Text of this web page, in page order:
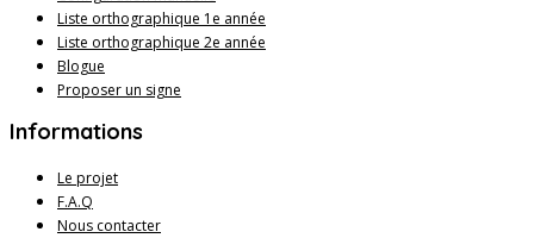
Liste orthographique 1e année
Liste orthographique 2e année
Blogue
Proposer un signe
Informations
Le projet
F.A.Q
Nous contacter